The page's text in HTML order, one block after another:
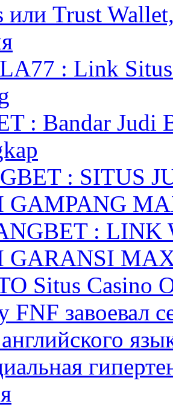
или Trust
: Link Situs
: Bandar Judi
: SITUS
GAMPANG
: LINK
GARANSI
Situs Casino
FNF завоевал